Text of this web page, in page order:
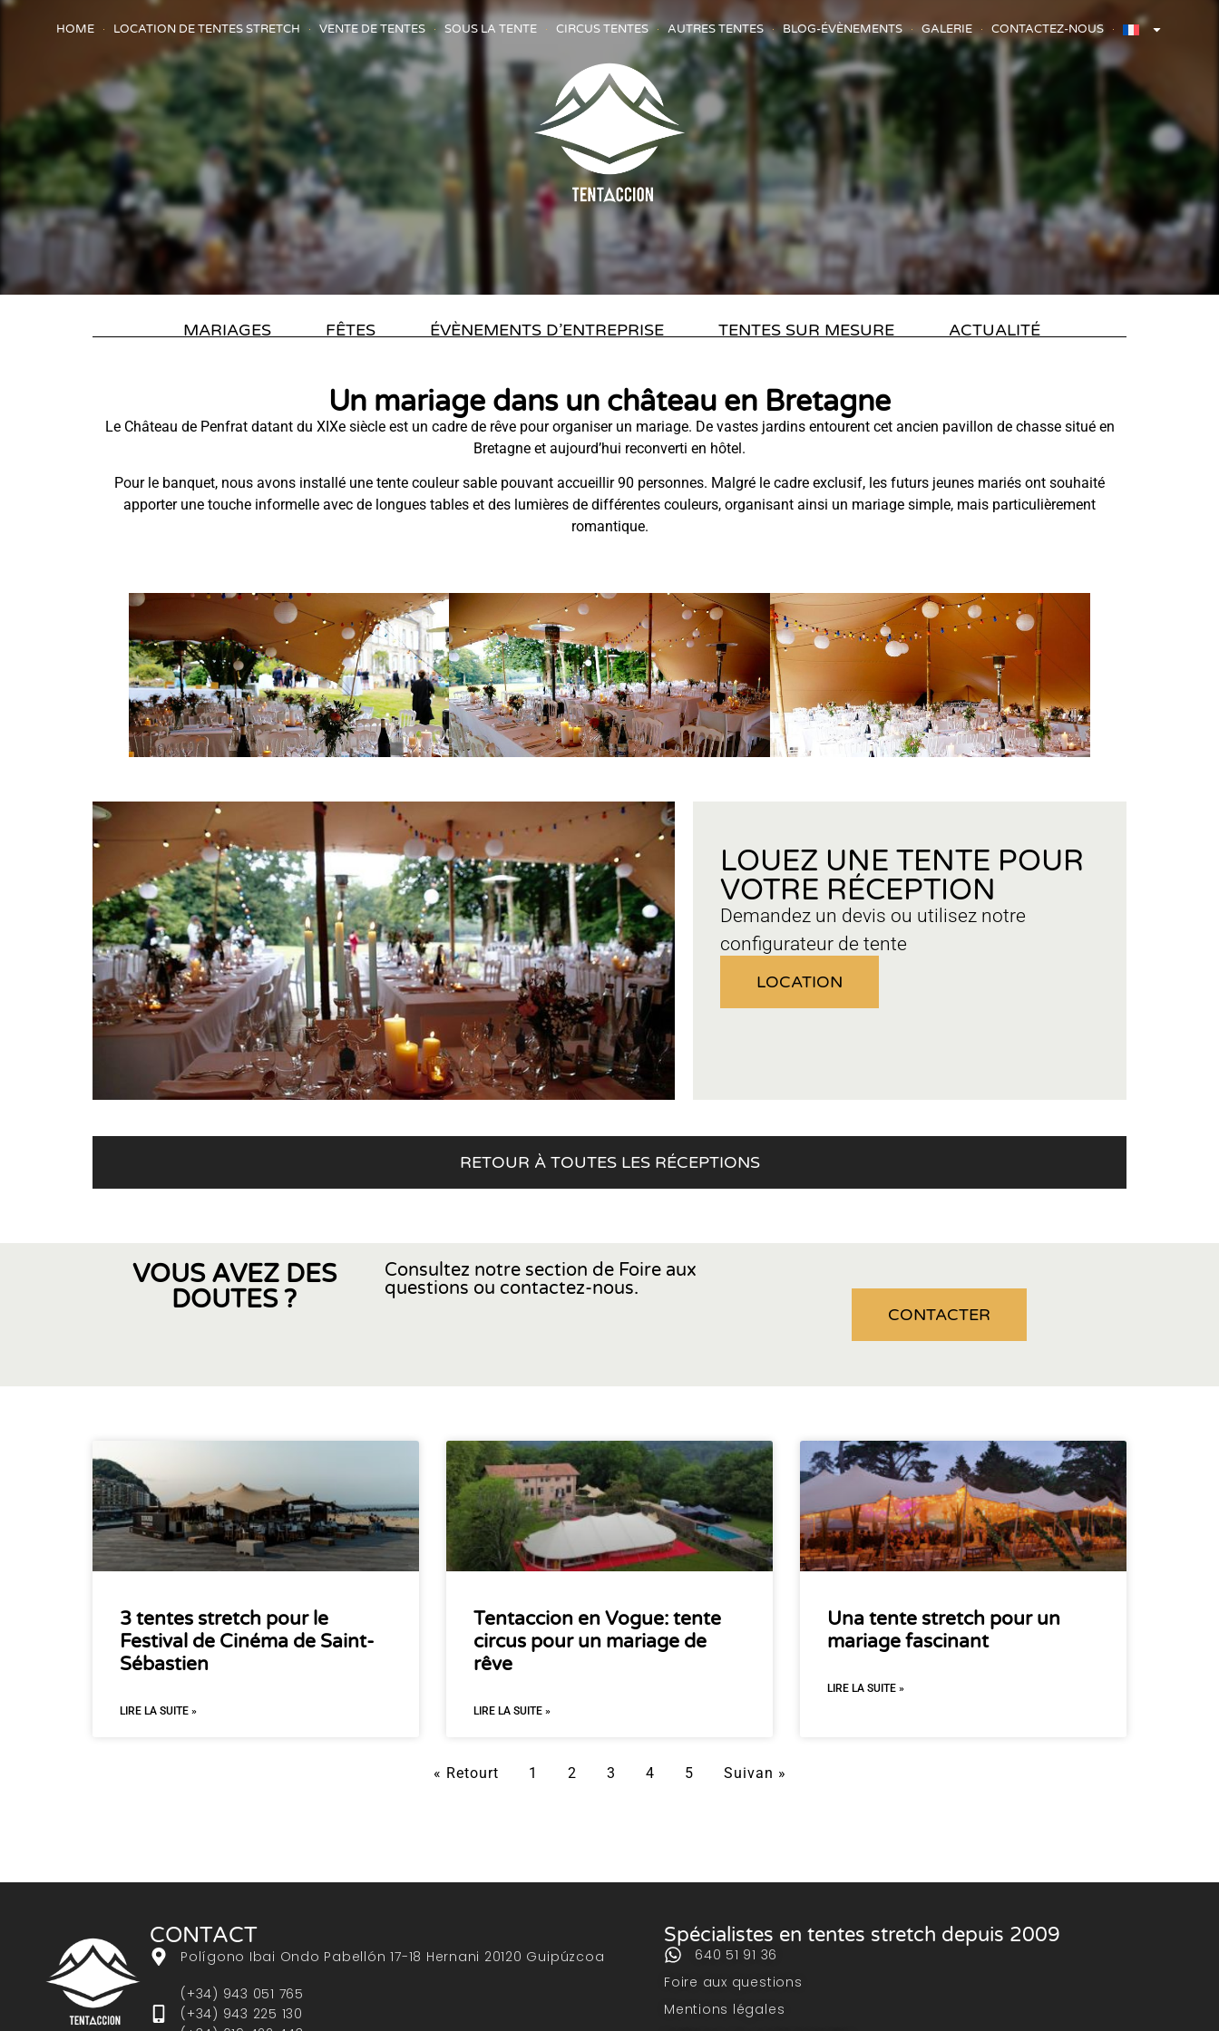
HOME LOCATION DE TENTES STRETCH VENTE DE TENTES SOUS LA TENTE CIRCUS TENTES AUTRES TENTES BLOG-ÉVÈNEMENTS GALERIE CONTACTEZ-NOUS
MARIAGES FÊTES ÉVÈNEMENTS D’ENTREPRISE TENTES SUR MESURE ACTUALITÉ
Un mariage dans un château en Bretagne
Le Château de Penfrat datant du XIXe siècle est un cadre de rêve pour organiser un mariage. De vastes jardins entourent cet ancien pavillon de chasse situé en
Bretagne et aujourd’hui reconverti en hôtel.
Pour le banquet, nous avons installé une tente couleur sable pouvant accueillir 90 personnes. Malgré le cadre exclusif, les futurs jeunes mariés ont souhaité
apporter une touche informelle avec de longues tables et des lumières de différentes couleurs, organisant ainsi un mariage simple, mais particulièrement
romantique.
LOUEZ UNE TENTE POUR
VOTRE RÉCEPTION
Demandez un devis ou utilisez notre
configurateur de tente
LOCATION
RETOUR À TOUTES LES RÉCEPTIONS
VOUS AVEZ DES
DOUTES ?
Consultez notre section de Foire aux
questions ou contactez-nous.
CONTACTER
3 tentes stretch pour le
Festival de Cinéma de Saint-
Sébastien
LIRE LA SUITE »
Tentaccion en Vogue: tente
circus pour un mariage de
rêve
LIRE LA SUITE »
Una tente stretch pour un
mariage fascinant
LIRE LA SUITE »
« Retourt 1 2 3 4 5 Suivan »
CONTACT
Polígono Ibai Ondo Pabellón 17-18 Hernani 20120 Guipúzcoa
(+34) 943 051 765
(+34) 943 225 130
Spécialistes en tentes stretch depuis 2009
640 51 91 36
Foire aux questions
Mentions légales